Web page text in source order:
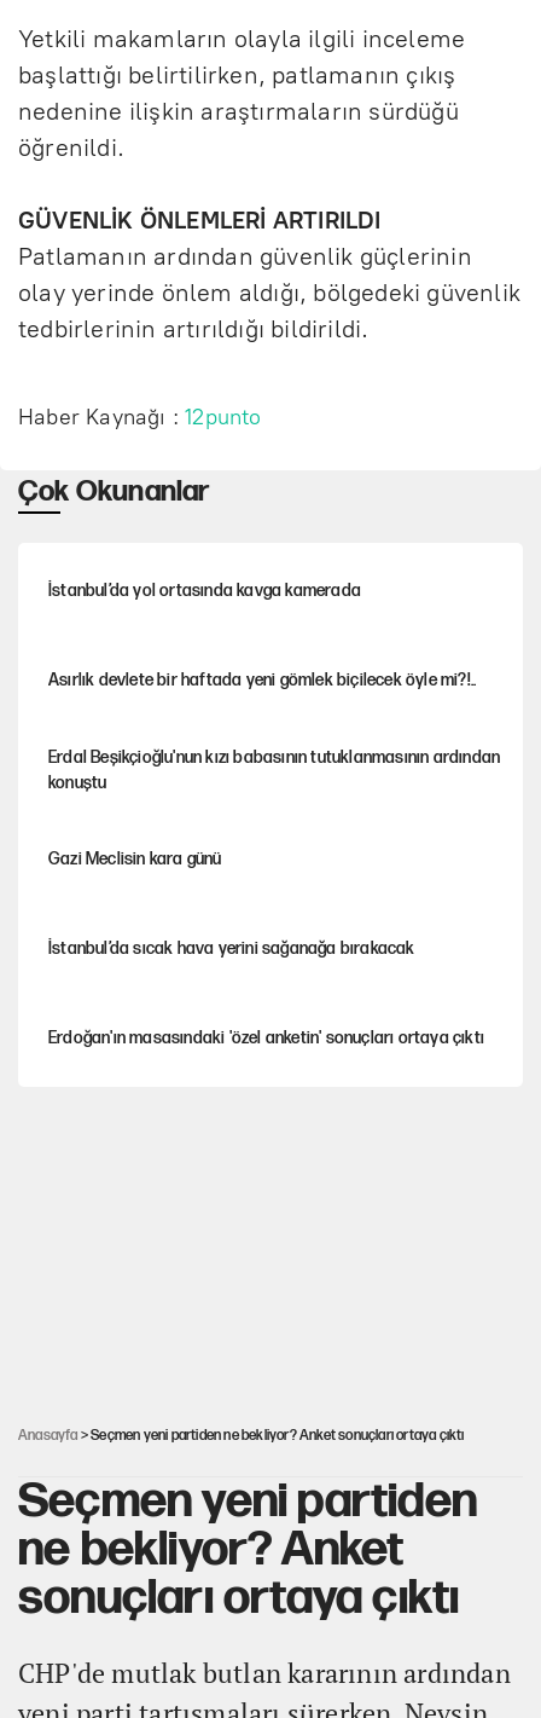
Yetkili makamların olayla ilgili inceleme
başlattığı belirtilirken, patlamanın çıkış
nedenine ilişkin araştırmaların sürdüğü
öğrenildi.
GÜVENLİK ÖNLEMLERİ ARTIRILDI
Patlamanın ardından güvenlik güçlerinin
olay yerinde önlem aldığı, bölgedeki güvenlik
tedbirlerinin artırıldığı bildirildi.
Haber Kaynağı :12punto
Çok Okunanlar
İstanbul’da yol ortasında kavga kamerada
Asırlık devlete bir haftada yeni gömlek biçilecek öyle mi?!..
Erdal Beşikçioğlu'nun kızı babasının tutuklanmasının ardından
konuştu
Gazi Meclisin kara günü
İstanbul’da sıcak hava yerini sağanağa bırakacak
Erdoğan'ın masasındaki 'özel anketin' sonuçları ortaya çıktı
Anasayfa > Seçmen yeni partiden ne bekliyor? Anket sonuçları ortaya çıktı
Seçmen yeni partiden
ne bekliyor? Anket
sonuçları ortaya çıktı
CHP'de mutlak butlan kararının ardından